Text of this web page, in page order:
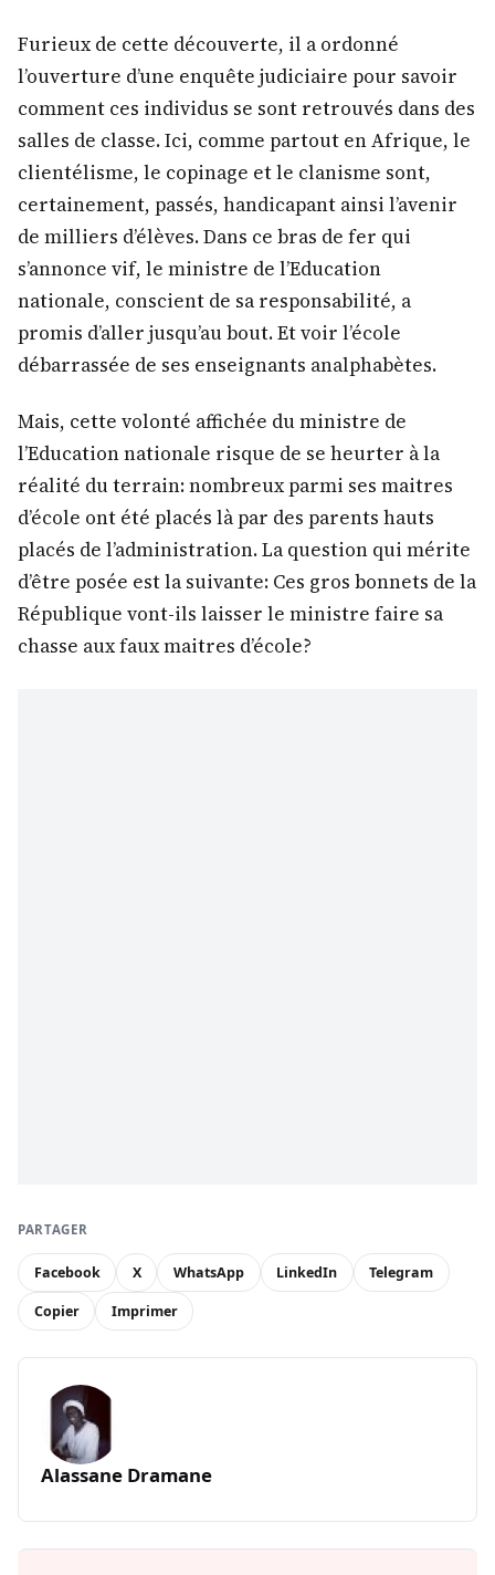
Furieux de cette découverte, il a ordonné
l’ouverture d’une enquête judiciaire pour savoir
comment ces individus se sont retrouvés dans des
salles de classe. Ici, comme partout en Afrique, le
clientélisme, le copinage et le clanisme sont,
certainement, passés, handicapant ainsi l’avenir
de milliers d’élèves. Dans ce bras de fer qui
s’annonce vif, le ministre de l’Education
nationale, conscient de sa responsabilité, a
promis d’aller jusqu’au bout. Et voir l’école
débarrassée de ses enseignants analphabètes.
Mais, cette volonté affichée du ministre de
l’Education nationale risque de se heurter à la
réalité du terrain: nombreux parmi ses maitres
d’école ont été placés là par des parents hauts
placés de l’administration. La question qui mérite
d’être posée est la suivante: Ces gros bonnets de la
République vont-ils laisser le ministre faire sa
chasse aux faux maitres d’école?
PARTAGER
Facebook X WhatsApp LinkedIn Telegram
Copier Imprimer
Alassane Dramane